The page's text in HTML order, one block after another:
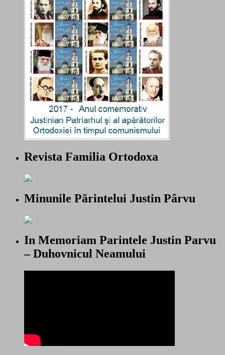
Revista Familia Ortodoxa
Minunile Părintelui Justin Pârvu
In Memoriam Parintele Justin Parvu
– Duhovnicul Neamului